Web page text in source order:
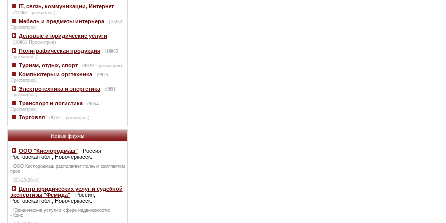
IT, связь, коммуникации, Интернет
(11268Просмотров)
Мебель и предметы интерьера (10252
Просмотров)
Деловые и юридические услуги
(10081 Просмотров)
Полиграфическая продукция (10065
Просмотров)
Туризм, отдых, спорт (9929Просмотров)
Компьютеры и оргтехника (9925
Просмотров)
Электротехника и энергетика (9891
Просмотров)
Транспорт и логистика (9854
Просмотров)
Торговля (9752Просмотров)
Новые фирмы
ООО "Кислородмаш"- Россия,
Ростовская обл., Новочеркасск.
ООО Кислородмаш располагает полным комплектом
прои
(03-29-2018)
Центр юридических услуг и судебной
экспертизы "Фемида"- Россия,
Ростовская обл., Новочеркасск.
Юридические услуги в сфере недвижимости:
- Конс